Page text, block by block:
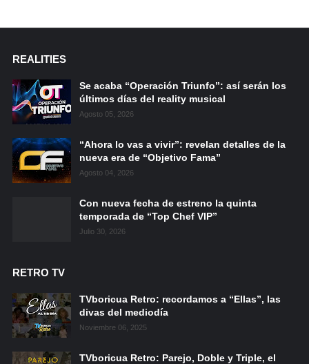
REALITIES
Se acaba “Operación Triunfo”: así serán los
últimos días del reality musical
Agosto 05, 2026
“Ahora lo vas a vivir”: revelan detalles de la
nueva era de “Objetivo Fama”
Agosto 04, 2026
Con nueva fecha de estreno la quinta
temporada de “Top Chef VIP”
Julio 30, 2026
RETRO TV
TVboricua Retro: recordamos a “Ellas”, las
divas del mediodía
Noviembre 06, 2025
TVboricua Retro: Parejo, Doble y Triple, el